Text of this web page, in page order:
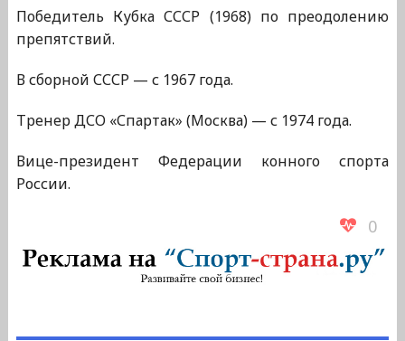
Победитель Кубка СССР (1968) по преодолению
препятствий.
В сборной СССР — с 1967 года.
Тренер ДСО «Спартак» (Москва) — с 1974 года.
Вице-президент Федерации конного спорта
России.
0